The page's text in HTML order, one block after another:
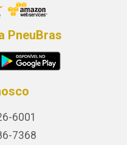
PneuBras
6001
7368